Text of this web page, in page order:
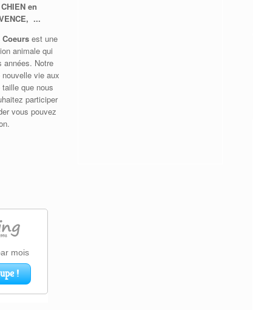
en
...
Coeursest une
animale qui
années. Notre
nouvelle vie aux
que nous
participer
vous pouvez